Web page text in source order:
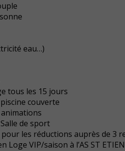
eau…)
tous les 15 jours
couverte
de sport
les réductions auprès de 3
Loge VIP/saison à l’AS ST